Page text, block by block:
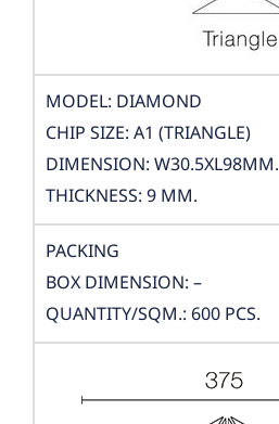
MODEL: DIAMOND
CHIP SIZE: A1 (TRIANGLE)
DIMENSION: W30.5XL98MM.
THICKNESS: 9 MM.
PACKING
BOX DIMENSION: –
QUANTITY/SQM.: 600 PCS.